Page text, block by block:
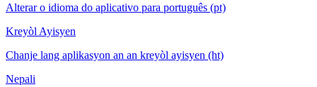
Alterar o idioma do aplicativo para português (pt)
Kreyòl Ayisyen
Chanje lang aplikasyon an an kreyòl ayisyen (ht)
Nepali